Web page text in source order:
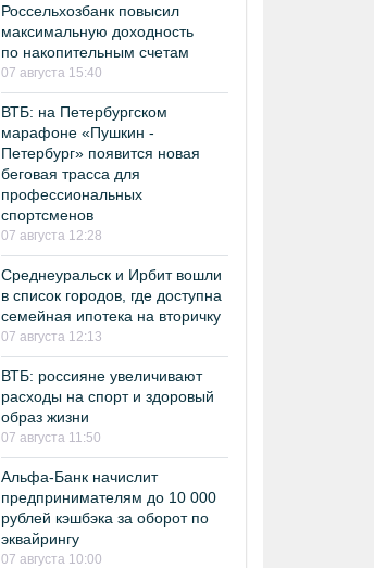
Россельхозбанк повысил
максимальную доходность
по накопительным счетам
07 августа 15:40
ВТБ: на Петербургском
марафоне «Пушкин -
Петербург» появится новая
беговая трасса для
профессиональных
спортсменов
07 августа 12:28
Среднеуральск и Ирбит вошли
в список городов, где доступна
семейная ипотека на вторичку
07 августа 12:13
ВТБ: россияне увеличивают
расходы на спорт и здоровый
образ жизни
07 августа 11:50
Альфа-Банк начислит
предпринимателям до 10 000
рублей кэшбэка за оборот по
эквайрингу
07 августа 10:00